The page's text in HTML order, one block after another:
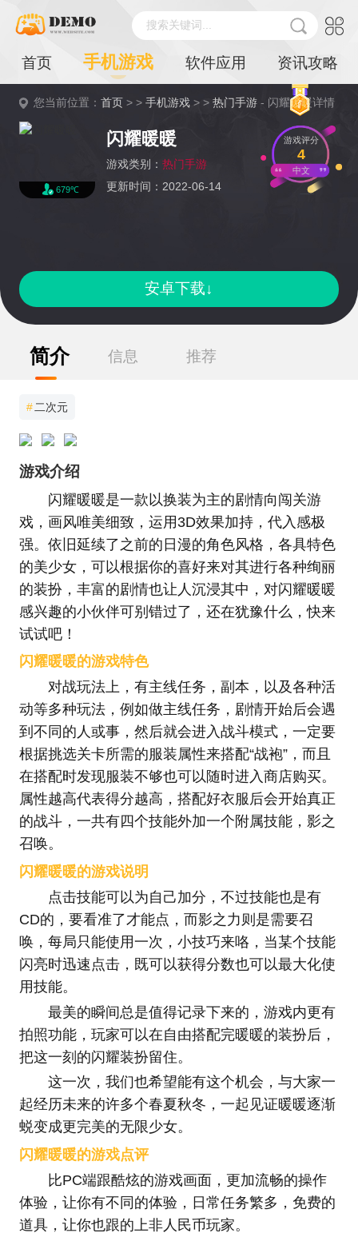
搜索关键词...
首页 手机游戏 软件应用 资讯攻略
您当前位置：首页 > >手机游戏 > >热门手游 - 闪耀暖暖详情
679℃
闪耀暖暖
游戏类别： 热门手游
更新时间：2022-06-14
游戏评分
4
中文
安卓下载↓
简介 信息 推荐
# 二次元
游戏介绍
闪耀暖暖是一款以换装为主的剧情向闯关游
戏，画风唯美细致，运用3D效果加持，代入感极
强。依旧延续了之前的日漫的角色风格，各具特色
的美少女，可以根据你的喜好来对其进行各种绚丽
的装扮，丰富的剧情也让人沉浸其中，对闪耀暖暖
感兴趣的小伙伴可别错过了，还在犹豫什么，快来
试试吧！
闪耀暖暖的游戏特色
对战玩法上，有主线任务，副本，以及各种活
动等多种玩法，例如做主线任务，剧情开始后会遇
到不同的人或事，然后就会进入战斗模式，一定要
根据挑选关卡所需的服装属性来搭配“战袍”，而且
在搭配时发现服装不够也可以随时进入商店购买。
属性越高代表得分越高，搭配好衣服后会开始真正
的战斗，一共有四个技能外加一个附属技能，影之
召唤。
闪耀暖暖的游戏说明
点击技能可以为自己加分，不过技能也是有
CD的，要看准了才能点，而影之力则是需要召
唤，每局只能使用一次，小技巧来咯，当某个技能
闪亮时迅速点击，既可以获得分数也可以最大化使
用技能。
最美的瞬间总是值得记录下来的，游戏内更有
拍照功能，玩家可以在自由搭配完暖暖的装扮后，
把这一刻的闪耀装扮留住。
这一次，我们也希望能有这个机会，与大家一
起经历未来的许多个春夏秋冬，一起见证暖暖逐渐
蜕变成更完美的无限少女。
闪耀暖暖的游戏点评
比PC端跟酷炫的游戏画面，更加流畅的操作
体验，让你有不同的体验，日常任务繁多，免费的
道具，让你也跟的上非人民币玩家。